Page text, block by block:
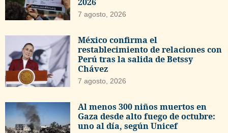
7 agosto, 2026
México confirma el
restablecimiento de relaciones con
Perú tras la salida de Betssy
Chávez
7 agosto, 2026
Al menos 300 niños muertos en
Gaza desde alto fuego de octubre:
uno al día, según Unicef